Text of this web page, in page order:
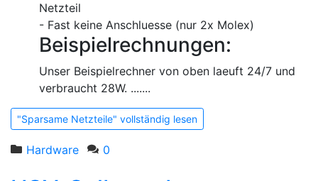
Netzteil
- Fast keine Anschluesse (nur 2x Molex)
Beispielrechnungen:
Unser Beispielrechner von oben laeuft 24/7 und
verbraucht 28W. .......
"Sparsame Netzteile" vollständig lesen
Hardware 0